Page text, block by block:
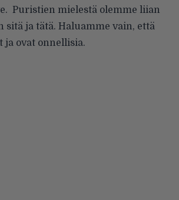
Puristien mielestä olemme liian
sitä ja tätä. Haluamme vain, että
ovat onnellisia.